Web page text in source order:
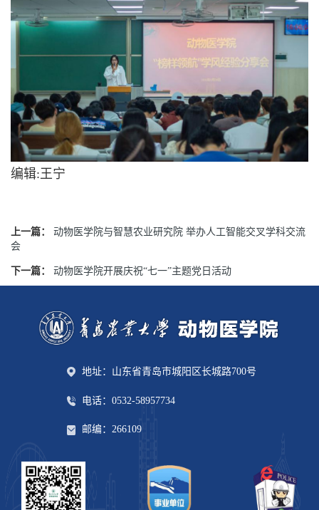
编辑:王宁
上一篇：
动物医学院与智慧农业研究院 举办人工智能交叉学科交流
会
下一篇： 动物医学院开展庆祝“七一”主题党日活动
地址：山东省青岛市城阳区长城路700号
电话：0532-58957734
邮编：266109